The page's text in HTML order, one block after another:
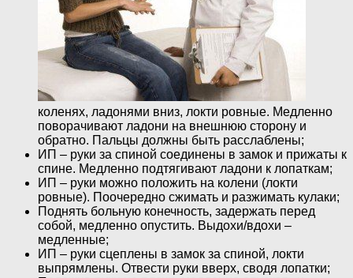
коленях, ладонями вниз, локти ровные. Медленно
поворачивают ладони на внешнюю сторону и
обратно. Пальцы должны быть расслаблены;
ИП – руки за спиной соединены в замок и прижаты к
спине. Медленно подтягивают ладони к лопаткам;
ИП – руки можно положить на колени (локти
ровные). Поочередно сжимать и разжимать кулаки;
Поднять больную конечность, задержать перед
собой, медленно опустить. Выдохи/вдохи –
медленные;
ИП – руки сцеплены в замок за спиной, локти
выпрямлены. Отвести руки вверх, сводя лопатки;